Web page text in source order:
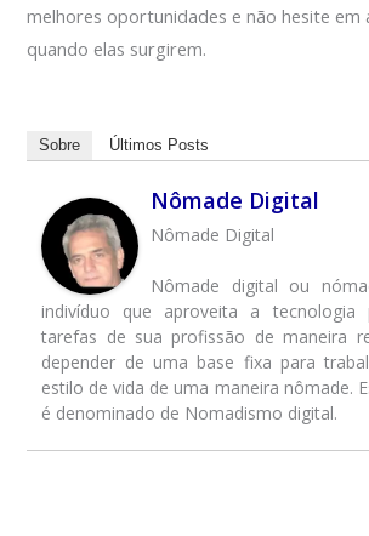
melhores oportunidades e não hesite em
quando elas surgirem.
Sobre Últimos Posts
Nômade Digital
Nômade Digital
Nômade digital ou
indivíduo que aproveita a tecnologia
tarefas de sua profissão de maneira
depender de uma base fixa para
estilo de vida de uma maneira nômade.
é denominado de Nomadismo digital.